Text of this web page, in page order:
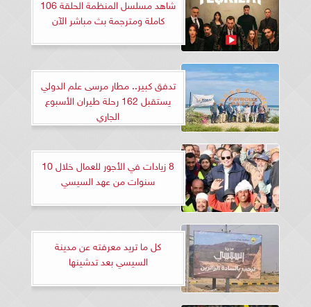
شاهد مسلسل المنظمة الحلقة 106
كاملة ومترجمة بث مباشر الآن
تدفق كبير.. مطار مرسى علم الدولي
يستقبل 162 رحلة طيران الأسبوع
الجاري
8 زيادات في الأجور للعمال خلال 10
سنوات من عهد السيسي
كل ما تريد معرفته عن مدينة
السيسي بعد تدشينها